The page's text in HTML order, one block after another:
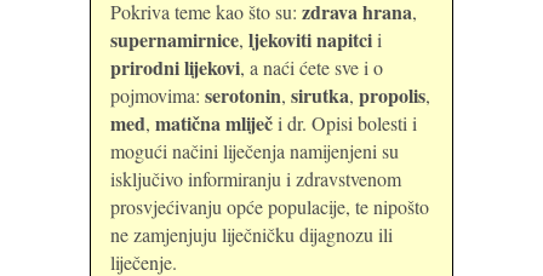
Pokriva teme kao što su: zdrava hrana,
supernamirnice, ljekoviti napitcii
prirodni lijekovi, a naći ćete sve i o
pojmovima: serotonin, sirutka, propolis,
med, matična mliječi dr. Opisi bolesti i
mogući načini liječenja namijenjeni su
isključivo informiranju i zdravstvenom
prosvjećivanju opće populacije, te nipošto
ne zamjenjuju liječničku dijagnozu ili
liječenje.